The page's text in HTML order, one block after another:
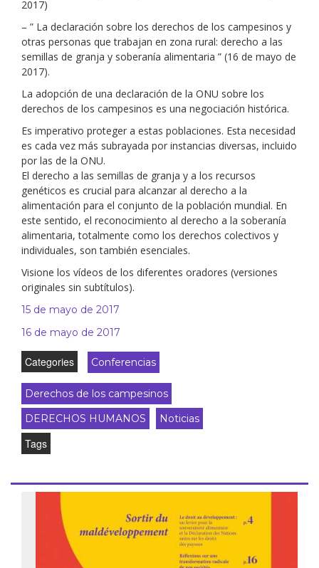
2017)
– ” La declaración sobre los derechos de los campesinos y
otras personas que trabajan en zona rural: derecho a las
semillas de granja y soberanía alimentaria ” (16 de mayo de
2017).
La adopción de una declaración de la ONU sobre los
derechos de los campesinos es una negociación histórica.
Es imperativo proteger a estas poblaciones. Esta necesidad
es cada vez más subrayada por instancias diversas, incluido
por las de la ONU.
El derecho a las semillas de granja y a los recursos
genéticos es crucial para alcanzar al derecho a la
alimentación para el conjunto de la población mundial. En
este sentido, el reconocimiento al derecho a la soberanía
alimentaria, totalmente como los derechos colectivos y
individuales, son también esenciales.
Visione los vídeos de los diferentes oradores (versiones
originales sin subtítulos).
15 de mayo de 2017
16 de mayo de 2017
Categories Conferencias
Derechos de los campesinos
DERECHOS HUMANOS
Noticias
Tags